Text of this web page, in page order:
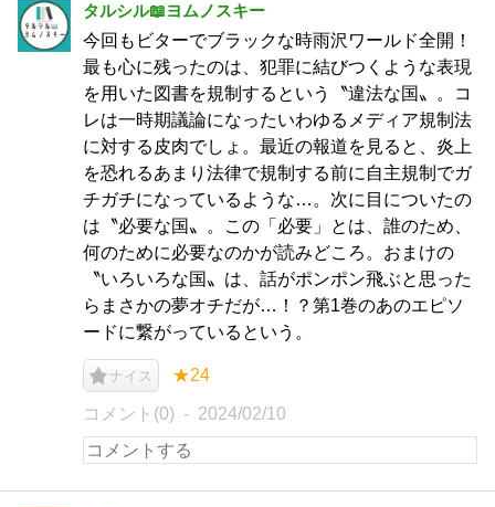
タルシル📖ヨムノスキー
今回もビターでブラックな時雨沢ワールド全開！
最も心に残ったのは、犯罪に結びつくような表現
を用いた図書を規制するという〝違法な国〟。コ
レは一時期議論になったいわゆるメディア規制法
に対する皮肉でしょ。最近の報道を見ると、炎上
を恐れるあまり法律で規制する前に自主規制でガ
チガチになっているような…。次に目についたの
は〝必要な国〟。この「必要」とは、誰のため、
何のために必要なのかが読みどころ。おまけの
〝いろいろな国〟は、話がポンポン飛ぶと思った
らまさかの夢オチだが…！？第1巻のあのエピソ
ードに繋がっているという。
ナイス ★24
コメント(0) 2024/02/10